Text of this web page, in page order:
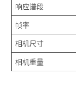
响应谱段
帧率
相机尺寸
相机重量